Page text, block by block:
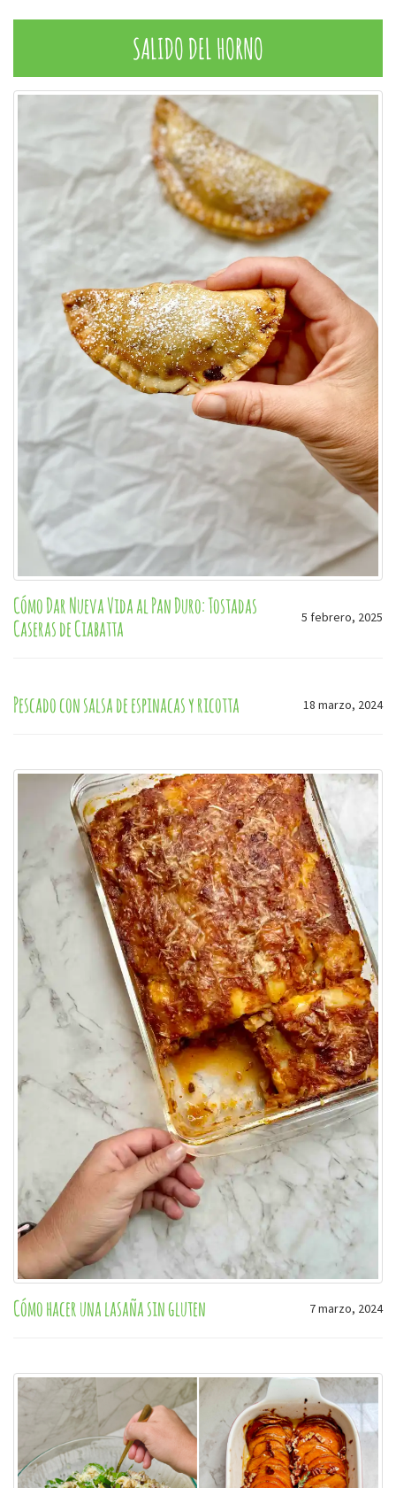
SALIDO DEL HORNO
Cómo Dar Nueva Vida al Pan Duro: Tostadas
Caseras de Ciabatta
5 febrero, 2025
Pescado con salsa de espinacas y ricotta 18 marzo, 2024
Cómo hacer una lasaña sin gluten 7 marzo, 2024